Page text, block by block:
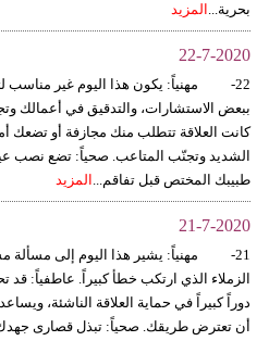
بحرية... المزيد
22-7-2020
22- مهنياً: يكون هذا اليوم غير مناسب
ببعض الاستشارات، والتدقيق في أعمالك
كانت العلاقة تتطلب منك مجازفة أو تضعك
الشديد وتجنّب المتاعب. صحياً: تضع نصب
طبيبك المختص قبل تفاقم... المزيد
21-7-2020
21- مهنياً: يشير هذا اليوم إلى مسألة
الزملاء الذي ارتكب خطأ كبيراً. عاطفياً:
دوراً كبيراً في حماية العلاقة الناشئة،
أن تعترض طريقك. صحياً: تبذل قصارى جهدك